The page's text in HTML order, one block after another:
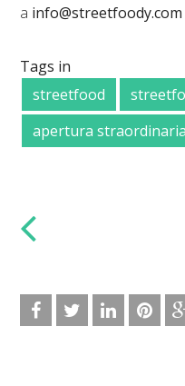
a info@streetfoody.com
Tags in
streetfood
apertura straordinaria